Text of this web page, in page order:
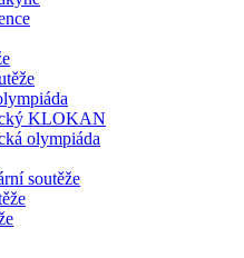
KLOKAN
olympiáda
soutěže